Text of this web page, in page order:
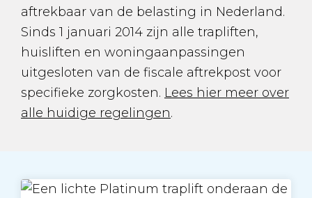
aftrekbaar van de belasting in Nederland.
Sinds 1 januari 2014 zijn alle trapliften,
huisliften en woningaanpassingen
uitgesloten van de fiscale aftrekpost voor
specifieke zorgkosten. Lees hier meer over
alle huidige regelingen.